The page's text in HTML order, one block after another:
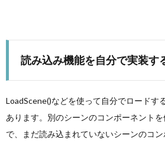
読み込み機能を自分で実装す
LoadScene()などを使って自分でロードす
あります。別のシーンのコンポーネント
で、まだ読み込まれていないシーンのコ